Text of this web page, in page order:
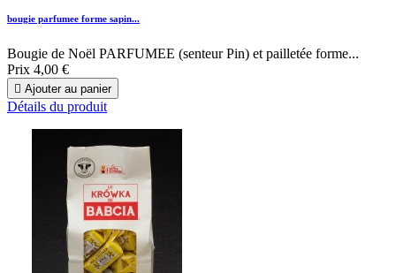
bougie parfumee forme sapin...
Bougie de Noël PARFUMEE (senteur Pin) et pailletée forme...
Prix 4,00 €
 Ajouter au panier
Détails du produit